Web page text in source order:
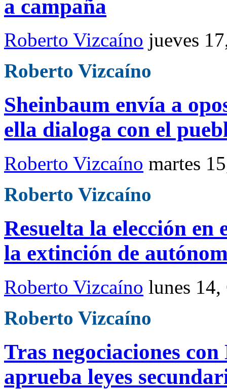
a campaña
Roberto Vizcaíno jueves
Roberto Vizcaíno
Sheinbaum envía a
ella dialoga con el
Roberto Vizcaíno martes
Roberto Vizcaíno
Resuelta la elección
la extinción de
Roberto Vizcaíno lunes
Roberto Vizcaíno
Tras negociaciones
aprueba leyes